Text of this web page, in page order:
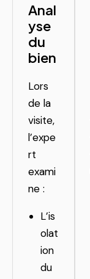
Anal
yse
du
bien
Lors
de la
visite,
l’expe
rt
exami
ne :
L’is
olat
ion
du